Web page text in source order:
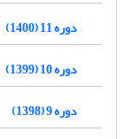
دوره 11 (1400)
دوره 10 (1399)
دوره 9 (1398)